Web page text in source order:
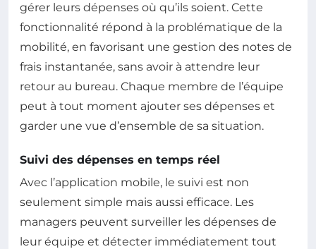
gérer leurs dépenses où qu’ils soient. Cette
fonctionnalité répond à la problématique de la
mobilité, en favorisant une gestion des notes de
frais instantanée, sans avoir à attendre leur
retour au bureau. Chaque membre de l’équipe
peut à tout moment ajouter ses dépenses et
garder une vue d’ensemble de sa situation.
Suivi des dépenses en temps réel
Avec l’application mobile, le suivi est non
seulement simple mais aussi efficace. Les
managers peuvent surveiller les dépenses de
leur équipe et détecter immédiatement tout